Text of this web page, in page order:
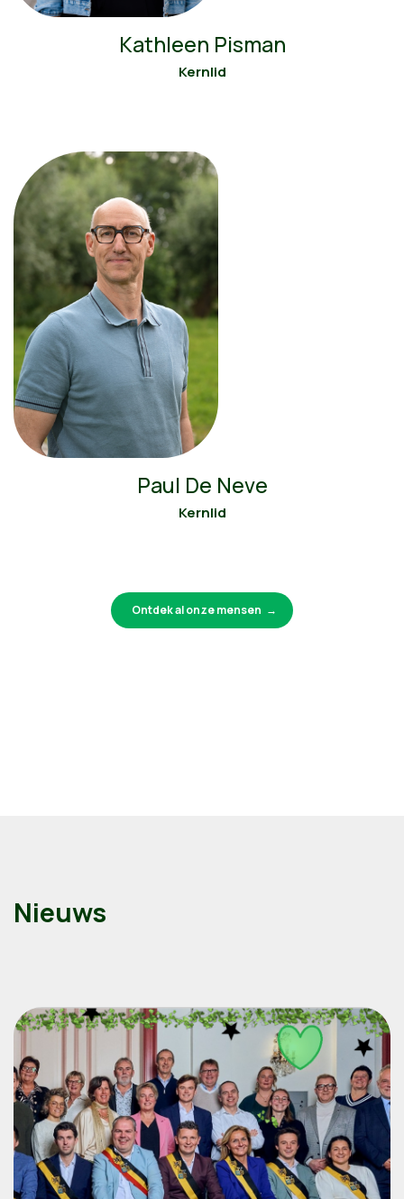
Kathleen Pisman
Kernlid
Paul De Neve
Kernlid
Ontdek al onze mensen
Nieuws